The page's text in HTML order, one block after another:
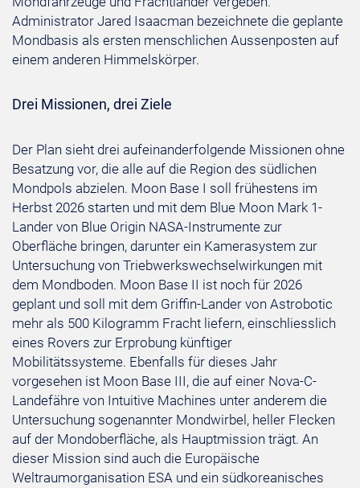
Administrator Jared Isaacman bezeichnete die geplante
Mondbasis als ersten menschlichen Aussenposten auf
einem anderen Himmelskörper.
Drei Missionen, drei Ziele
Der Plan sieht drei aufeinanderfolgende Missionen ohne
Besatzung vor, die alle auf die Region des südlichen
Mondpols abzielen. Moon Base I soll frühestens im
Herbst 2026 starten und mit dem Blue Moon Mark 1-
Lander von Blue Origin NASA-Instrumente zur
Oberfläche bringen, darunter ein Kamerasystem zur
Untersuchung von Triebwerkswechselwirkungen mit
dem Mondboden. Moon Base II ist noch für 2026
geplant und soll mit dem Griffin-Lander von Astrobotic
mehr als 500 Kilogramm Fracht liefern, einschliesslich
eines Rovers zur Erprobung künftiger
Mobilitätssysteme. Ebenfalls für dieses Jahr
vorgesehen ist Moon Base III, die auf einer Nova-C-
Landefähre von Intuitive Machines unter anderem die
Untersuchung sogenannter Mondwirbel, heller Flecken
auf der Mondoberfläche, als Hauptmission trägt. An
dieser Mission sind auch die Europäische
Weltraumorganisation ESA und ein südkoreanisches